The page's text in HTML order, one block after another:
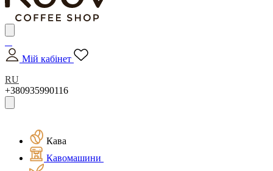
Мій кабінет
RU
+380935990116
Кава
Кавомашини